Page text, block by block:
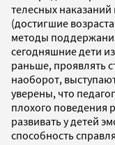
телесных
(достигшие
методы
сегодняшние дети
раньше, проявлять
наоборот,
уверены, что
плохого поведения
развивать у детей
способность